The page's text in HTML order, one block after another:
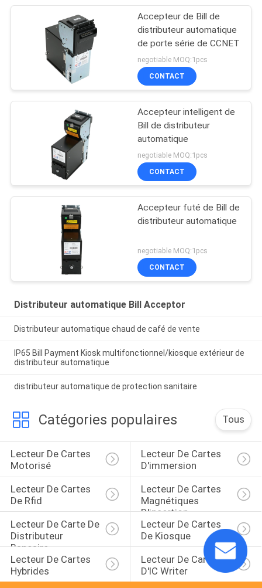
Accepteur de Bill de
distributeur automatique
de porte série de CCNET
negotiable MOQ:1pcs
CONTACT
Accepteur intelligent de
Bill de distributeur
automatique
negotiable MOQ:1pcs
CONTACT
Accepteur futé de Bill de
distributeur automatique
negotiable MOQ:1pcs
CONTACT
Distributeur automatique Bill Acceptor
Distributeur automatique chaud de café de vente
IP65 Bill Payment Kiosk multifonctionnel/kiosque extérieur de
distributeur automatique
distributeur automatique de protection sanitaire
Catégories populaires Tous
Lecteur De Cartes
Motorisé
Lecteur De Cartes
D'immersion
Lecteur De Cartes
De Rfid
Lecteur De Cartes
Magnétiques
D'insertion
Lecteur De Carte De
Distributeur
Bancaire
Lecteur De Cartes
De Kiosque
Lecteur De Cartes
Hybrides
Lecteur De Cartes
D'IC Writer